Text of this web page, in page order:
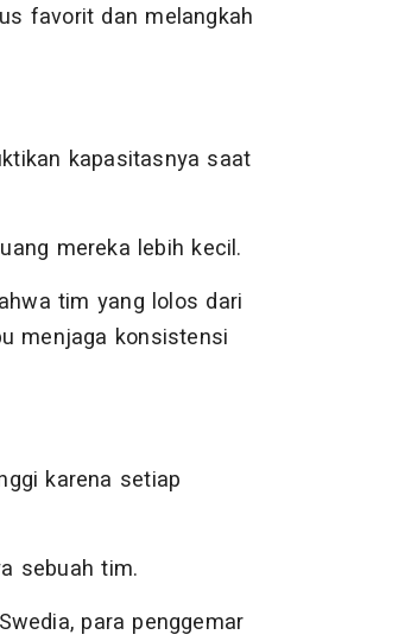
favorit dan melangkah
kapasitasnya saat
mereka lebih kecil.
tim yang lolos dari
menjaga konsistensi
karena setiap
sebuah tim.
para penggemar